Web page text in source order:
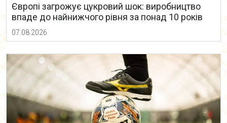
Європі загрожує цукровий шок: виробництво
впаде до найнижчого рівня за понад 10 років
07.08.2026